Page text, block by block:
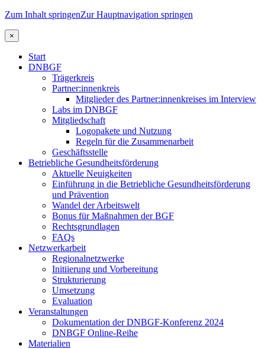
Zum Inhalt springenZur Hauptnavigation springen
×
Start
DNBGF
Trägerkreis
Partner:innenkreis
Mitglieder des Partner:innenkreises im Interview
Labs im DNBGF
Mitgliedschaft
Logopakete und Nutzung
Regeln für die Zusammenarbeit
Geschäftsstelle
Betriebliche Gesundheitsförderung
Aktuelle Neuigkeiten
Einführung in die Betriebliche Gesundheitsförderung
und Prävention
Wandel der Arbeitswelt
Bonus für Maßnahmen der BGF
Rechtsgrundlagen
FAQs
Netzwerkarbeit
Regionalnetzwerke
Initiierung und Vorbereitung
Strukturierung
Umsetzung
Evaluation
Veranstaltungen
Dokumentation der DNBGF-Konferenz 2024
DNBGF Online-Reihe
Materialien